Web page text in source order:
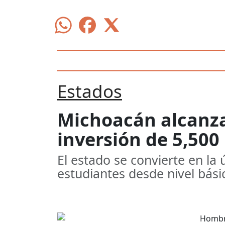
Estados
Michoacán
inversión de 5,500
El estado se convierte en
estudiantes desde nivel